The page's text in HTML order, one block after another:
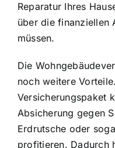
Reparatur Ihres
über die finanziellen
müssen.
Die
noch weitere
Versicherungspaket
Absicherung gegen
Erdrutsche oder
profitieren. Dadurch